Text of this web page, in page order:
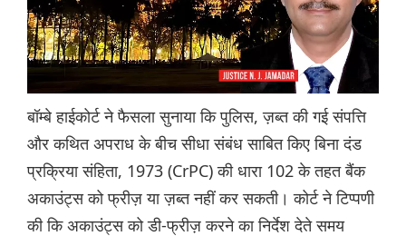
बॉम्बे हाईकोर्ट ने फैसला सुनाया कि पुलिस, ज़ब्त की गई संपत्ति
और कथित अपराध के बीच सीधा संबंध साबित किए बिना दंड
प्रक्रिया संहिता, 1973 (CrPC) की धारा 102 के तहत बैंक
अकाउंट्स को फ्रीज़ या ज़ब्त नहीं कर सकती। कोर्ट ने टिप्पणी
की कि अकाउंट्स को डी-फ्रीज़ करने का निर्देश देते समय